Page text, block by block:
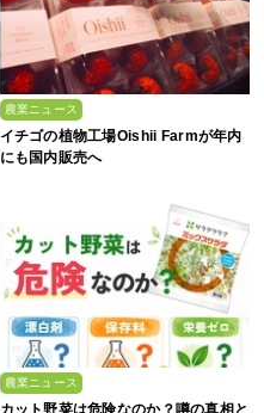
農業ニュース
イチゴの植物工場Oishii Farmが年内
にも国内販売へ
農業ニュース